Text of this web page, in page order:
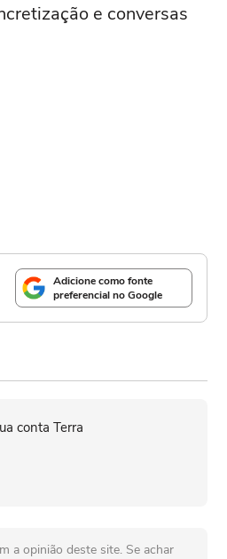
e conversas
Adicione como fonte
preferencial no Google
conta Terra
a opinião deste site. Se achar